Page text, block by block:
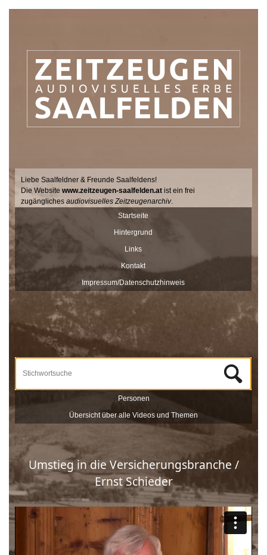
Liebe Saalfeldner & Freunde Saalfeldens!
Die Websitewww.zeitzeugen-saalfelden.at ist ein frei
zugänglichesaudiovisuelles Zeitzeugenarchiv.
Seit 2017 sucht der Filmemacher Thomas Junker gemeinsam mit
Dr. Andrea Dillinger vom Museum Schloss Ritzen im Auftrag der
Stadtgemeinde Saalfelden Zeitzeugen auf hält ihre Geschichten
und Erinnerungen mit der Videokamera fest.
Diese Interviews werden Stück für Stück auf dieser Seite
veröffentlicht und sind nach Stichworten zu Themen und
Zeitzeugen durchsuchbar.
Unterstützt werden die Dreharbeiten und das Onlineportale vom
Museum Schloss Ritzen und der
-Förderung der
Europäischen Union. Mit dieser Sammlung von
Zeitzeugeninterviews wird das kulturelle und gesellschaftliche Erbe
Saalfeldens lebendig gehalten, sprich die Geschichte Saalfeldens.
Wir bedanken uns bei allen Beteiligten, die zur Umsetzung dieses
Projektes beigetragen haben!
Startseite
Hintergrund
Links
Kontakt
Impressum/Datenschutzhinweis
Personen
Übersicht über alle Videos und Themen
Umstieg in die Versicherungsbranche /
Ernst Schieder